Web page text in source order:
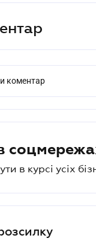
коментар
в курсі усіх